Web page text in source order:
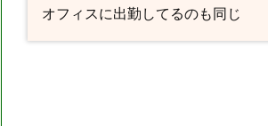
オフィスに出勤してるのも同じ